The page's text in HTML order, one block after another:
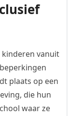
vanuit
plaats op een
die hun
waar ze